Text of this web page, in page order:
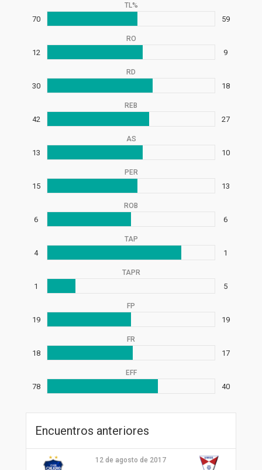
TL%
70 59
RO
12 9
RD
30 18
REB
42 27
AS
13 10
PER
15 13
ROB
6 6
TAP
4 1
TAPR
1 5
FP
19 19
FR
18 17
EFF
78 40
Encuentros anteriores
12 de agosto de 2017